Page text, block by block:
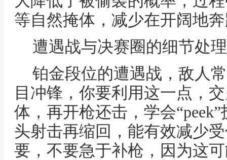
等自然掩体，减少在开阔地
遭遇战与决赛圈的细节处理
铂金段位的遭遇战，敌人
目冲锋，你要利用这一点，
体，再开枪还击，学会
头射击再缩回，能有效减少
要，不要急于补枪，因为这